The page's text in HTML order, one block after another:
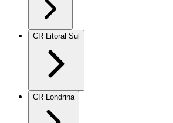
CR Litoral Sul
CR Londrina